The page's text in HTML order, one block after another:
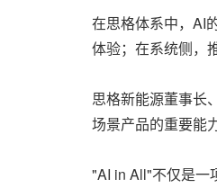
在思格体系中，AI
体验；在系统侧，
思格新能源董事长
场景产品的重要能
"AI in All"不仅是一